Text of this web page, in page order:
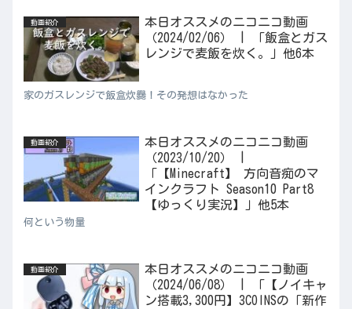
動画紹介
本日オススメのニコニコ動画
（2024/02/06） | 「飯盒とガス
レンジで麦飯を炊く。」他6本
家のガスレンジで飯盒炊爨！その発想はなかった
動画紹介
本日オススメのニコニコ動画
（2023/10/20） |
「【Minecraft】 方向音痴のマ
インクラフト Season10 Part8
【ゆっくり実況】」他5本
何という物量
動画紹介
本日オススメのニコニコ動画
（2024/06/08） | 「【ノイキャ
ン搭載3,300円】3COINSの「新作